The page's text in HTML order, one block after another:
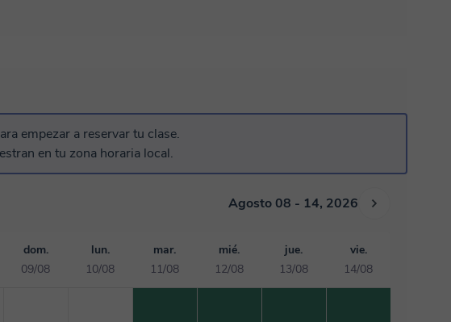
junto con exámenes anteriores, y un enfoque alternativo para todo
en Ciencias (especial) y estoy cursando un doctorado en
de Texas en Dallas. Estoy disponible en cualquier momento para
empezar a reservar tu clase.
en tu zona horaria local.
Agosto 08 - 14, 2026
dom.
09/08
lun.
10/08
mar.
11/08
mié.
12/08
jue.
13/08
vie.
14/08